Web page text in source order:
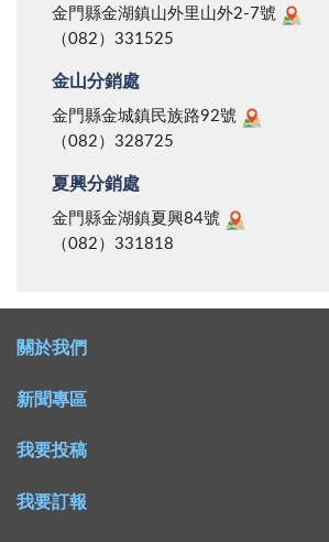
金門縣金湖鎮山外里山外2-7號
（082）331525
金山分銷處
金門縣金城鎮民族路92號
（082）328725
夏興分銷處
金門縣金湖鎮夏興84號
（082）331818
關於我們
新聞專區
我要投稿
我要訂報